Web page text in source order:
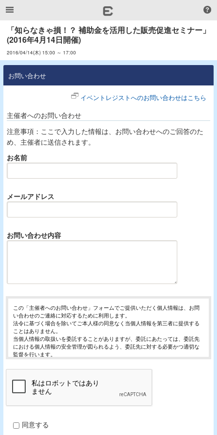
「知らなきゃ損！？ 補助金を活用した販売促進セミナー」
(2016年4月14日開催)
2016/04/14(木) 15:00 ～ 17:00
お問い合わせ
イベントレジストへのお問い合わせはこちら
主催者へのお問い合わせ
注意事項：ここで入力した情報は、お問い合わせへのご回答のた
め、主催者に送信されます。
お名前
メールアドレス
お問い合わせ内容
この「主催者へのお問い合わせ」フォームでご提供いただく個人情報は、お問
い合わせのご連絡に対応するために利用します。
法令に基づく場合を除いてご本人様の同意なく当個人情報を第三者に提供する
ことはありません。
当個人情報の取扱いを委託することがありますが、委託にあたっては、委託先
における個人情報の安全管理が図られるよう、委託先に対する必要かつ適切な
監督を行います。
止・消去および第三者への提供の停止（「開示等」といいます。）を受け付け
開示等の求めは、以下の「個人情報苦情及び相談窓口」で受け付けます。
ご入力頂く情報の提供は任意となっております。ただし、正確な情報をご提供
当ホームページではご利用状況の統計調査のためクッキー等を用いております
個人情報保護管理者
同意する